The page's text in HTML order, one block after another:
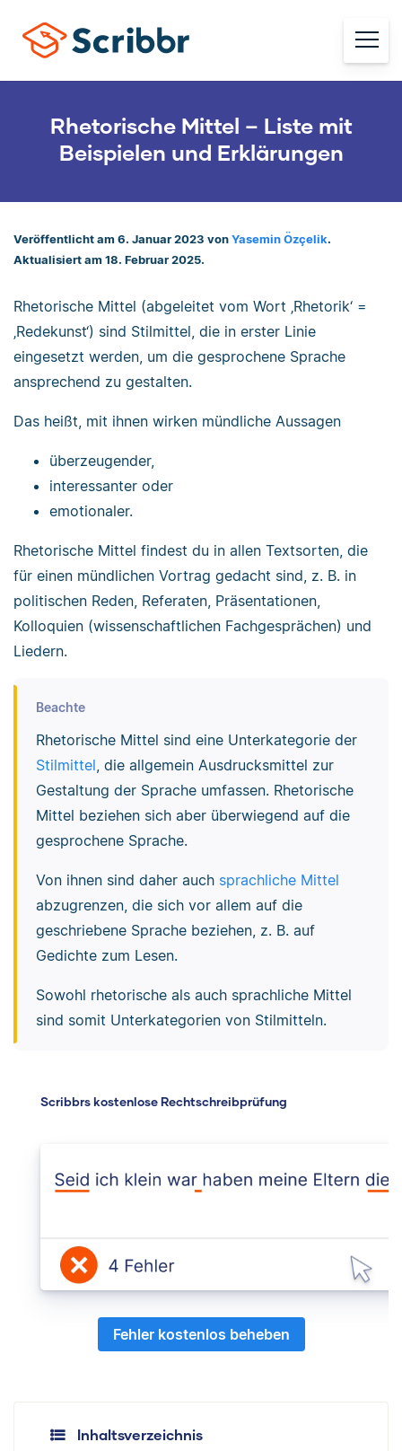
Rhetorische Mittel – Liste mit
Beispielen und Erklärungen
Veröffentlicht am 6. Januar 2023 von Yasemin Özçelik.
Aktualisiert am 18. Februar 2025.
Rhetorische Mittel (abgeleitet vom Wort ‚Rhetorik‘ =
‚Redekunst‘) sind Stilmittel, die in erster Linie
eingesetzt werden, um die gesprochene Sprache
ansprechend zu gestalten.
Das heißt, mit ihnen wirken mündliche Aussagen
überzeugender,
interessanter oder
emotionaler.
Rhetorische Mittel findest du in allen Textsorten, die
für einen mündlichen Vortrag gedacht sind, z. B. in
politischen Reden, Referaten, Präsentationen,
Kolloquien (wissenschaftlichen Fachgesprächen) und
Liedern.
Beachte
Rhetorische Mittel sind eine Unterkategorie der
Stilmittel , die allgemein Ausdrucksmittel zur
Gestaltung der Sprache umfassen. Rhetorische
Mittel beziehen sich aber überwiegend auf die
gesprochene Sprache.
Von ihnen sind daher auch sprachliche Mittel
abzugrenzen, die sich vor allem auf die
geschriebene Sprache beziehen, z. B. auf
Gedichte zum Lesen.
Sowohl rhetorische als auch sprachliche Mittel
sind somit Unterkategorien von Stilmitteln.
Scribbrs kostenlose Rechtschreibprüfung
Fehler kostenlos beheben
Inhaltsverzeichnis